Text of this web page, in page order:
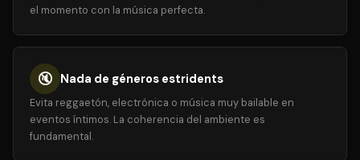
el momento con la música perfecta.
🔇 Nada de géneros estridents
Evita reggaetón, electrónica o música muy bailable en
eventos íntimos. La coherencia del ambiente es
fundamental.